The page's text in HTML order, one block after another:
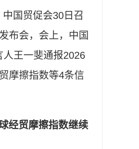
国贸促会30日召
布会，会上，中国
人王一斐通报2026
摩擦指数等4条信
经贸摩擦指数继续